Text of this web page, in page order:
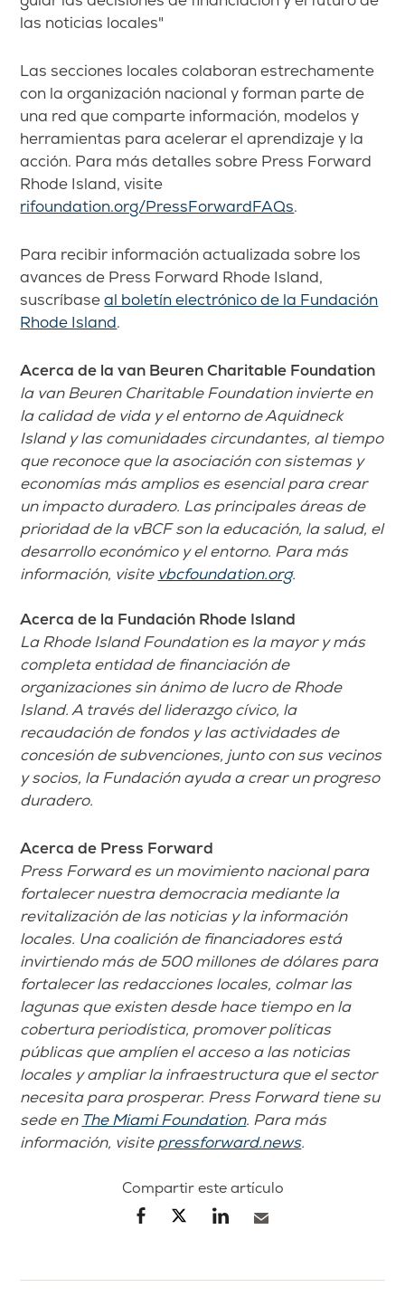
las noticias locales"
Las secciones locales colaboran estrechamente
con la organización nacional y forman parte de
una red que comparte información, modelos y
herramientas para acelerar el aprendizaje y la
acción. Para más detalles sobre Press Forward
Rhode Island, visite
rifoundation.org/PressForwardFAQs.
Para recibir información actualizada sobre los
avances de Press Forward Rhode Island,
suscríbaseal boletín electrónico de la Fundación
Rhode Island.
Acerca de la van Beuren Charitable Foundation
la van Beuren Charitable Foundation invierte en
la calidad de vida y el entorno de Aquidneck
Island y las comunidades circundantes, al tiempo
que reconoce que la asociación con sistemas y
economías más amplios es esencial para crear
un impacto duradero. Las principales áreas de
prioridad de la vBCF son la educación, la salud, el
desarrollo económico y el entorno. Para más
información, visite vbcfoundation.org.
Acerca de la Fundación Rhode Island
La Rhode Island Foundation es la mayor y más
completa entidad de financiación de
organizaciones sin ánimo de lucro de Rhode
Island. A través del liderazgo cívico, la
recaudación de fondos y las actividades de
concesión de subvenciones, junto con sus vecinos
y socios, la Fundación ayuda a crear un progreso
duradero.
Acerca de Press Forward
Press Forward es un movimiento nacional para
fortalecer nuestra democracia mediante la
revitalización de las noticias y la información
locales. Una coalición de financiadores está
invirtiendo más de 500 millones de dólares para
fortalecer las redacciones locales, colmar las
lagunas que existen desde hace tiempo en la
cobertura periodística, promover políticas
públicas que amplíen el acceso a las noticias
locales y ampliar la infraestructura que el sector
necesita para prosperar. Press Forward tiene su
sede en The Miami Foundation. Para más
información, visitepressforward.news.
Compartir este artículo